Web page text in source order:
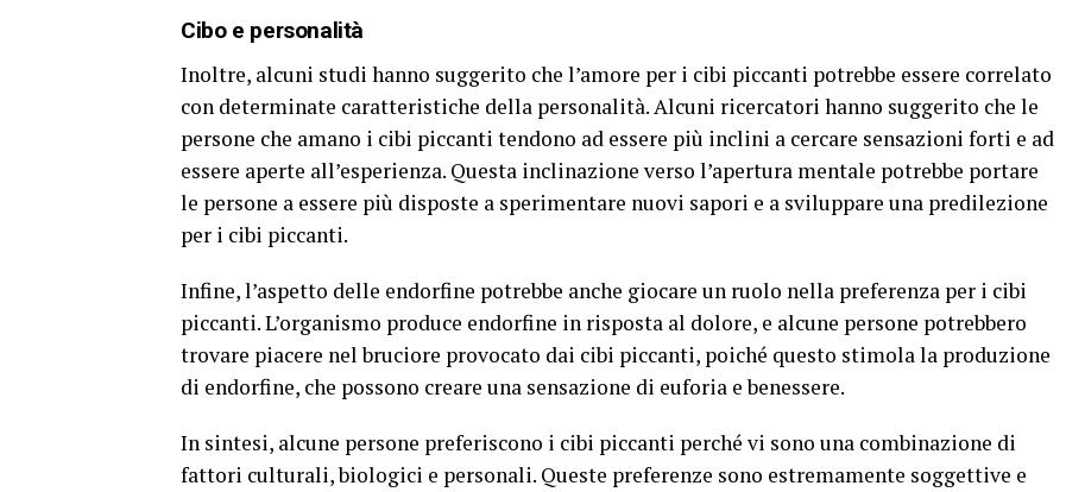
Cibo e personalità
Inoltre, alcuni studi hanno suggerito che l’amore per i cibi piccanti potrebbe essere correlato
con determinate caratteristiche della personalità. Alcuni ricercatori hanno suggerito che le
persone che amano i cibi piccanti tendono ad essere più inclini a cercare sensazioni forti e ad
essere aperte all’esperienza. Questa inclinazione verso l’apertura mentale potrebbe portare
le persone a essere più disposte a sperimentare nuovi sapori e a sviluppare una predilezione
per i cibi piccanti.
Infine, l’aspetto delle endorfine potrebbe anche giocare un ruolo nella preferenza per i cibi
piccanti. L’organismo produce endorfine in risposta al dolore, e alcune persone potrebbero
trovare piacere nel bruciore provocato dai cibi piccanti, poiché questo stimola la produzione
di endorfine, che possono creare una sensazione di euforia e benessere.
In sintesi, alcune persone preferiscono i cibi piccanti perché vi sono una combinazione di
fattori culturali, biologici e personali. Queste preferenze sono estremamente soggettive e